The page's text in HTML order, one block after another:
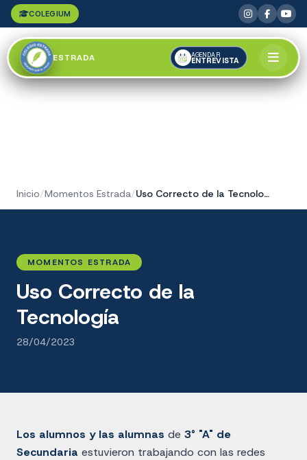
COLEGIUM
ESTRADA AGENDAR
ENTREVISTA
Inicio/Momentos Estrada/ Uso Correcto de la Tecnología
MOMENTOS ESTRADA
Uso Correcto de la
Tecnología
28/04/2023
Los alumnos y las alumnas de 3° "A" de
Secundaria estuvieron trabajando con las redes